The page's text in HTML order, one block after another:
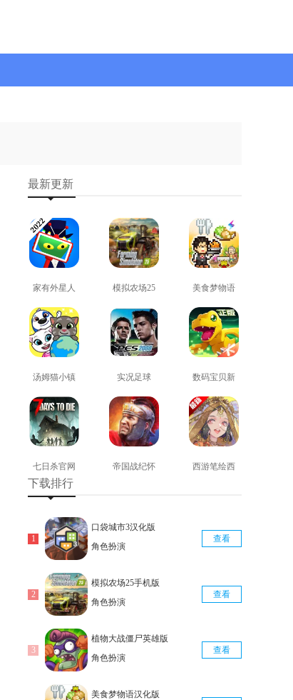
最新更新
家有外星人
免费版
查看
模拟农场25
免费版
查看
美食梦物语
正版
查看
汤姆猫小镇
免费版
查看
实况足球
2008安卓版
查看
数码宝贝新
世纪免费版
查看
七日杀官网
版
查看
帝国战纪怀
西游笔绘西
下载排行
口袋城市3汉化版
角色扮演
查看
模拟农场25手机版
角色扮演
查看
植物大战僵尸英雄版
角色扮演
查看
美食梦物语汉化版